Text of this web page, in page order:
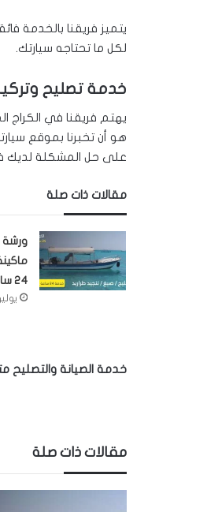
يتميز فريقنا بالخدمة
لكل ما تحتاجه سيارتك.
خدمة تصليح وتركيب
يهتم فريقنا في الكراج
هو أن تخبرنا بموقع
على حل المشكلة لديك
مقالات ذات صلة
ورشة
24 ساعة
يوليو 19,
خدمة الصيانة والتصليح
مقالات ذات صلة